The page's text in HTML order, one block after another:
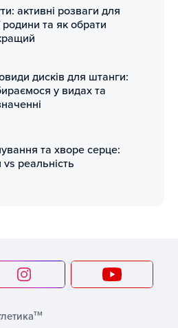
активні розваги для
родини та як обрати
дисків для штанги:
у видах та
та хворе серце:
vs реальність
тм